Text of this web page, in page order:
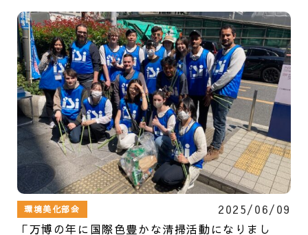
環境美化部会
2025/06/09
「万博の年に国際色豊かな清掃活動になりまし